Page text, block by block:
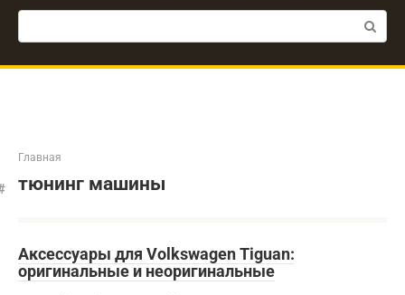
Поиск:
Главная
тюнинг машины
Аксессуары для Volkswagen Tiguan:
оригинальные и неоригинальные